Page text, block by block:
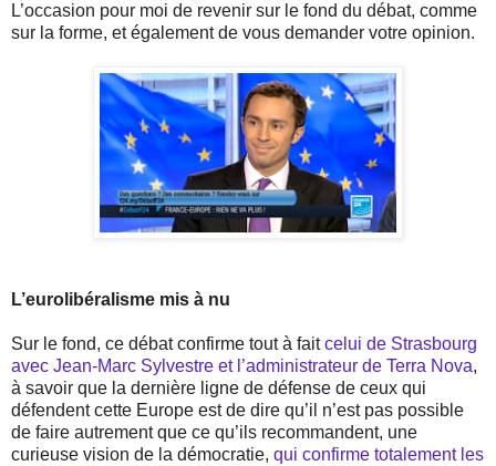
L’occasion pour moi de revenir sur le fond du débat, comme
sur la forme, et également de vous demander votre opinion.
L’eurolibéralisme mis à nu
Sur le fond, ce débat confirme tout à faitcelui de Strasbourg
avec Jean-Marc Sylvestre et l’administrateur de Terra Nova,
à savoir que la dernière ligne de défense de ceux qui
défendent cette Europe est de dire qu’il n’est pas possible
de faire autrement que ce qu’ils recommandent, une
curieuse vision de la démocratie, qui confirme totalement les